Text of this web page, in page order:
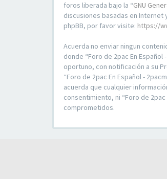
foros liberada bajo la “GNU
discusiones basadas en
phpBB, por favor visite: https://
Acuerda no enviar ningun
donde “Foro de 2pac En
oportuno, con notificación a su
“Foro de 2pac En Español -
acuerda que cualquier
consentimiento, ni “Foro de
comprometidos.